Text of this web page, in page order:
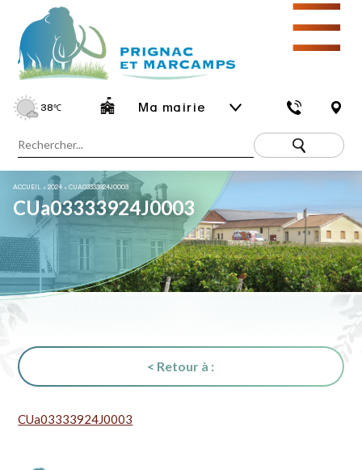
38℃ Ma mairie
☰
ACCUEIL »2024 »CUA03333924J0003
CUa03333924J0003
< Retour à :
CUa03333924J0003